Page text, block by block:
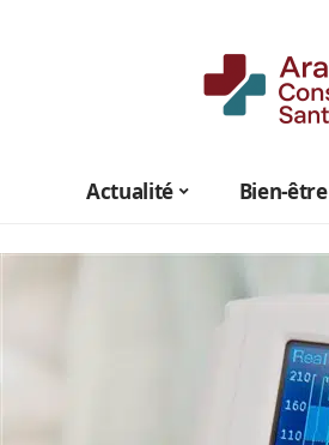
Actualité Bien-être